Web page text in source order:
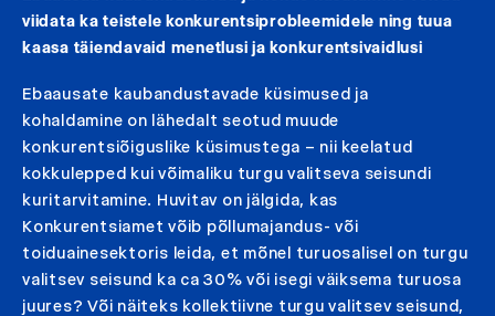
viidata ka teistele konkurentsiprobleemidele ning tuua
kaasa täiendavaid menetlusi ja konkurentsivaidlusi
Ebaausate kaubandustavade küsimused ja
kohaldamine on lähedalt seotud muude
konkurentsiõiguslike küsimustega – nii keelatud
kokkulepped kui võimaliku turgu valitseva seisundi
kuritarvitamine. Huvitav on jälgida, kas
Konkurentsiamet võib põllumajandus- või
toiduainesektoris leida, et mõnel turuosalisel on turgu
valitsev seisund ka ca 30% või isegi väiksema turuosa
juures? Või näiteks kollektiivne turgu valitsev seisund,